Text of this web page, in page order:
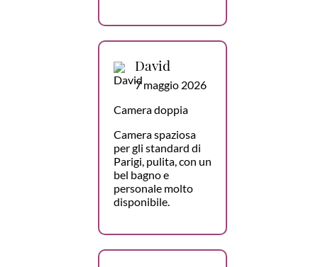
David
7 maggio 2026
Camera doppia
Camera spaziosa
per gli standard di
Parigi, pulita, con un
bel bagno e
personale molto
disponibile.